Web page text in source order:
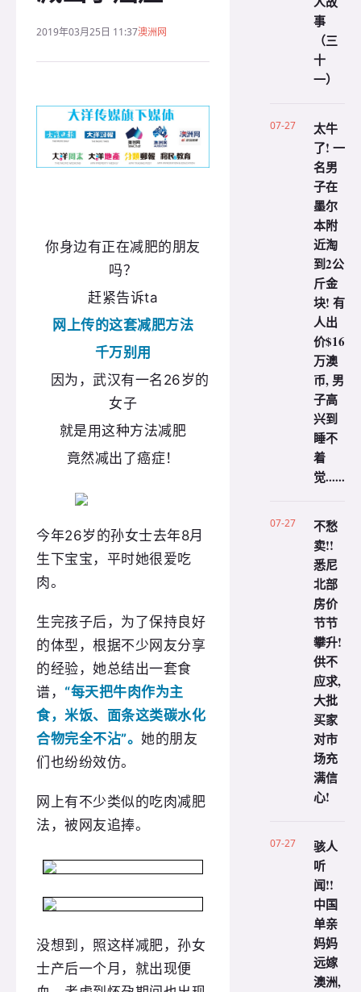
2019年03月25日 11:37澳洲网
你身边有正在减肥的朋友
吗？
赶紧告诉ta
网上传的这套减肥方法
千万别用
因为，武汉有一名26岁的
女子
就是用这种方法减肥
竟然减出了癌症！
今年26岁的孙女士去年8月
生下宝宝，平时她很爱吃
肉。
生完孩子后，为了保持良好
的体型，根据不少网友分享
的经验，她总结出一套食
谱， “每天把牛肉作为主
食，米饭、面条这类碳水化
合物完全不沾”。 她的朋友
们也纷纷效仿。
网上有不少类似的吃肉减肥
法，被网友追捧。
没想到，照这样减肥，孙女
士产后一个月，就出现便
事
（三
十
一）
07-27
太牛
了! 一
名男
子在
墨尔
本附
近淘
到2公
斤金
块! 有
人出
价$16
万澳
币, 男
子高
兴到
睡不
着
觉......
07-27
不愁
卖!!
悉尼
北部
房价
节节
攀升!
供不
应求,
大批
买家
对市
场充
满信
心!
07-27
骇人
听
闻!!
中国
单亲
妈妈
远嫁
澳洲,